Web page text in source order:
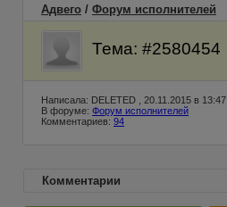
Адвего / Форум исполнителей
Тема: #2580454
Написала: DELETED , 20.11.2015 в 13:47
В форуме: Форум исполнителей
Комментариев: 94
Комментарии